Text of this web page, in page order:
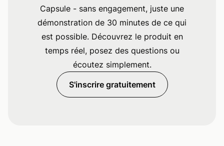
Capsule - sans engagement, juste une
démonstration de 30 minutes de ce qui
est possible. Découvrez le produit en
temps réel, posez des questions ou
écoutez simplement.
S'inscrire gratuitement